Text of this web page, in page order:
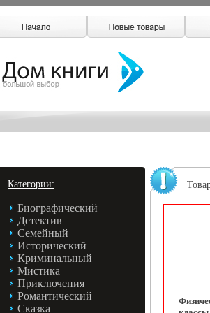
Категории:
Биографический
Детектив
Семейный
Исторический
Криминальный
Мистика
Приключения
Романтический
Сказка